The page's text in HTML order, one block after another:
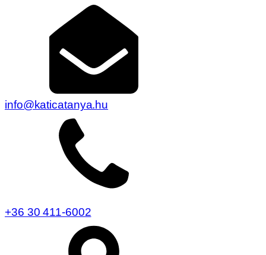
info@katicatanya.hu
+36 30 411-6002